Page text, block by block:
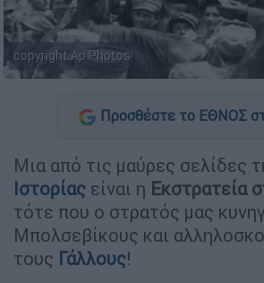
copyright Ap Photos
Προσθέστε το ΕΘΝΟΣ
Μια από τις μαύρες σελίδες
Ιστορίας είναι η Εκστρατεία
τότε που ο στρατός μας
Μπολσεβίκους και
τους Γάλλους!